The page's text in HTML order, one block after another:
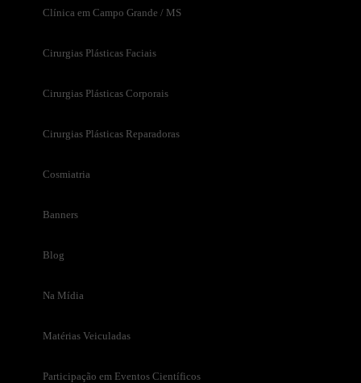
Clínica em Campo Grande / MS
Cirurgias Plásticas Faciais
Cirurgias Plásticas Corporais
Cirurgias Plásticas Reparadoras
Cosmiatria
Banners
Blog
Na Mídia
Matérias Veiculadas
Participação em Eventos Científicos